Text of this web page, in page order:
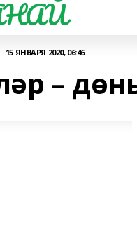
15 ЯНВАРЯ 2020, 06:46
–